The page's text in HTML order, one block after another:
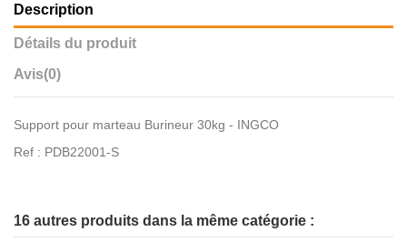
Description
Détails du produit
Avis(0)
Support pour marteau Burineur 30kg - INGCO
Ref : PDB22001-S
16 autres produits dans la même catégorie :